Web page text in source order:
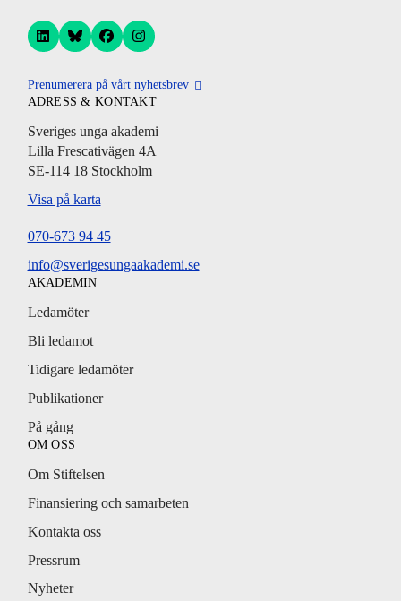
Prenumerera på vårt nyhetsbrev
ADRESS & KONTAKT
Sveriges unga akademi
Lilla Frescativägen 4A
SE-114 18 Stockholm
Visa på karta
070-673 94 45
info@sverigesungaakademi.se
AKADEMIN
Ledamöter
Bli ledamot
Tidigare ledamöter
Publikationer
På gång
OM OSS
Om Stiftelsen
Finansiering och samarbeten
Kontakta oss
Pressrum
Nyheter